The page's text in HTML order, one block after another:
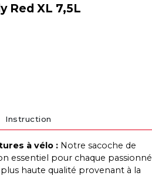
Red XL 7,5L
Instruction
à vélo : Notre sacoche de
essentiel pour chaque passionné
haute qualité provenant à la